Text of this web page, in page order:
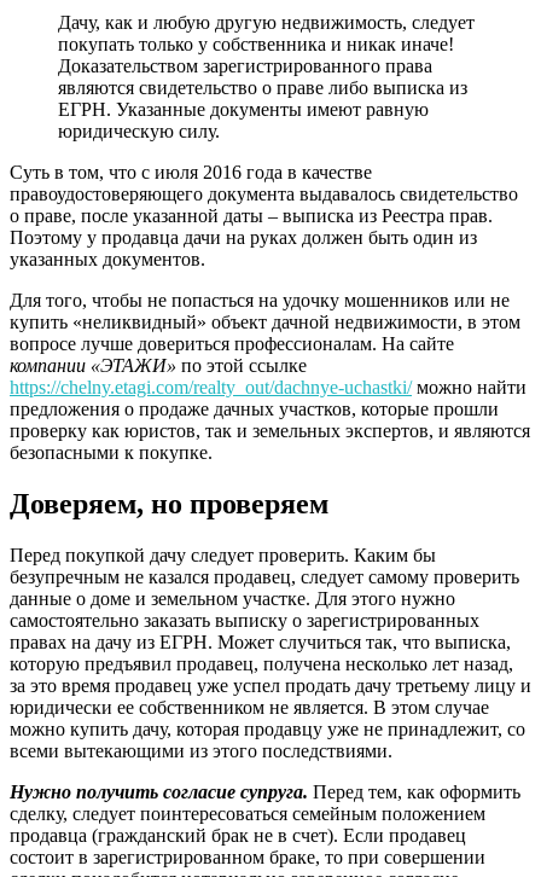
Дачу, как и любую другую недвижимость, следует
покупать только у собственника и никак иначе!
Доказательством зарегистрированного права
являются свидетельство о праве либо выписка из
ЕГРН. Указанные документы имеют равную
юридическую силу.
Суть в том, что с июля 2016 года в качестве
правоудостоверяющего документа выдавалось свидетельство
о праве, после указанной даты – выписка из Реестра прав.
Поэтому у продавца дачи на руках должен быть один из
указанных документов.
Для того, чтобы не попасться на удочку мошенников или не
купить «неликвидный» объект дачной недвижимости, в этом
вопросе лучше довериться профессионалам. На сайте
компании «ЭТАЖИ» по этой ссылке
https://chelny.etagi.com/realty_out/dachnye-uchastki/можно найти
предложения о продаже дачных участков, которые прошли
проверку как юристов, так и земельных экспертов, и являются
безопасными к покупке.
Доверяем, но проверяем
Перед покупкой дачу следует проверить. Каким бы
безупречным не казался продавец, следует самому проверить
данные о доме и земельном участке. Для этого нужно
самостоятельно заказать выписку о зарегистрированных
правах на дачу из ЕГРН. Может случиться так, что выписка,
которую предъявил продавец, получена несколько лет назад,
за это время продавец уже успел продать дачу третьему лицу и
юридически ее собственником не является. В этом случае
можно купить дачу, которая продавцу уже не принадлежит, со
всеми вытекающими из этого последствиями.
Нужно получить согласие супруга. Перед тем, как оформить
сделку, следует поинтересоваться семейным положением
продавца (гражданский брак не в счет). Если продавец
состоит в зарегистрированном браке, то при совершении